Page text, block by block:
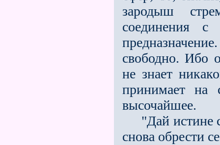
зародыш
соединения
свободно. Ибо
не знает
принимает на
высочайшее.
"Дай истине
снова обрести